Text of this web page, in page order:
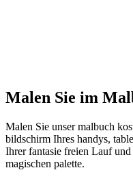
Malen Sie im
Malen Sie unser malbuch
bildschirm Ihres handys,
Ihrer fantasie freien Lauf
magischen palette.